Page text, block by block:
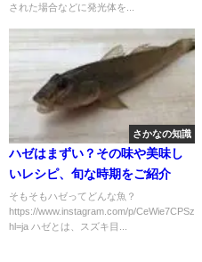
された場合などに発光体を...
さかなの知識
ハゼはまずい？その味や美味し
いレシピ、旬な時期をご紹介
そもそもハゼってどんな魚？
https://www.instagram.com/p/
hl=ja ハゼとは、スズキ目...